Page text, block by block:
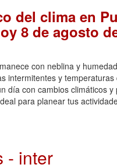
del clima en
8 de agosto
con neblina y
intermitentes y temperaturas
día con cambios climáticos y
para planear tus
- inter